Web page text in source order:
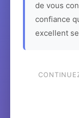
de vous
confiance
excellent